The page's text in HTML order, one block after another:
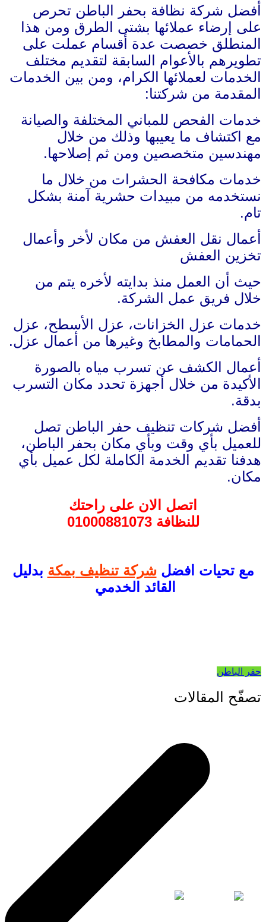
أفضل شركة نظافة بحفر الباطن تحرص
على إرضاء عملائها بشتى الطرق ومن هذا
المنطلق خصصت عدة أقسام عملت على
تطويرهم بالأعوام السابقة لتقديم مختلف
الخدمات لعملائها الكرام، ومن بين الخدمات
المقدمة من شركتنا:
خدمات الفحص للمباني المختلفة والصيانة
مع اكتشاف ما يعيبها وذلك من خلال
مهندسين متخصصين ومن ثم إصلاحها.
خدمات مكافحة الحشرات من خلال ما
نستخدمه من مبيدات حشرية آمنة بشكل
تام.
أعمال نقل العفش من مكان لأخر وأعمال
تخزين العفش
حيث أن العمل منذ بدايته لأخره يتم من
خلال فريق عمل الشركة.
خدمات عزل الخزانات، عزل الأسطح، عزل
الحمامات والمطابخ وغيرها من أعمال عزل.
أعمال الكشف عن تسرب مياه بالصورة
الأكيدة من خلال أجهزة تحدد مكان التسرب
بدقة.
أفضل شركات تنظيف حفر الباطن تصل
للعميل بأي وقت وبأي مكان بحفر الباطن،
هدفنا تقديم الخدمة الكاملة لكل عميل بأي
مكان.
اتصل الان على راحتك
للنظافة 01000881073
مع تحيات افضلشركة تنظيف بمكة بدليل
القائد الخدمي
حفر الباطن
تصفّح المقالات